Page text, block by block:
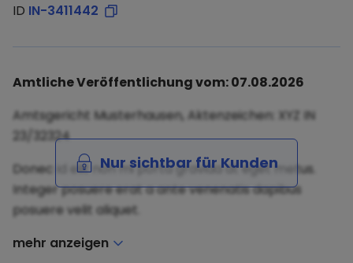
ID IN-3411442
Amtliche Veröffentlichung vom: 07.08.2026
Amtsgericht Musterhausen, Aktenzeichen: XYZ IN
23/32324
Donec id elit non mi porta gravida at eget metus.
Integer posuere erat a ante venenatis dapibus
posuere velit aliquet.
Nur sichtbar für Kunden
mehr anzeigen